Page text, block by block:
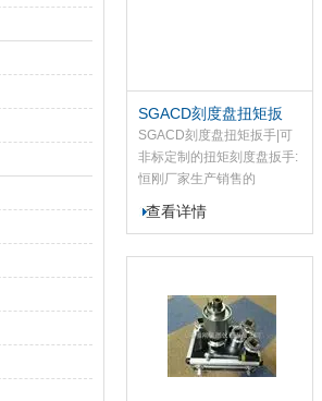
SGACD刻度盘扭矩扳
手|可非标定制的扭矩刻
度盘扳手
SGACD刻度盘扭矩扳手|可
非标定制的扭矩刻度盘扳手:
恒刚厂家生产销售的
SGACD系列的刻度盘扭矩
扳手是利用指针将被测螺
扭力计量...
查看详情